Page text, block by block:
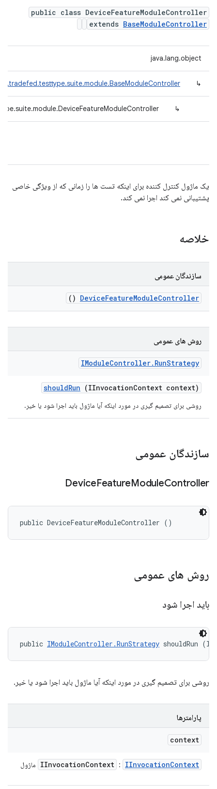
public class DeviceFeatureModuleController
extends BaseModuleController
java.lang.object
↳
↳
یک ماژول کنترل کننده برای اینکه تست ها را زمانی که از ویژگی خاصی
پشتیبانی نمی کند اجرا نمی کند.
خلاصه
سازندگان عمومی
DeviceFeatureModuleController
()
روش های عمومی
IModuleController. RunStrategy
shouldRun (IInvocationContext context)
روشی برای تصمیم گیری در مورد اینکه آیا ماژول باید اجرا شود یا خیر.
سازندگان عمومی
DeviceFeatureModuleController
public DeviceFeatureModuleController ()
روش های عمومی
باید اجرا شود
public IModuleController.RunStrategy shouldRun
روشی برای تصمیم گیری در مورد اینکه آیا ماژول باید اجرا شود یا خیر.
پارامترها
context
IInvocationContext : IInvocationContext ماژول